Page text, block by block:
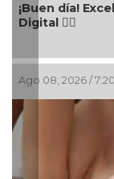
amaneció